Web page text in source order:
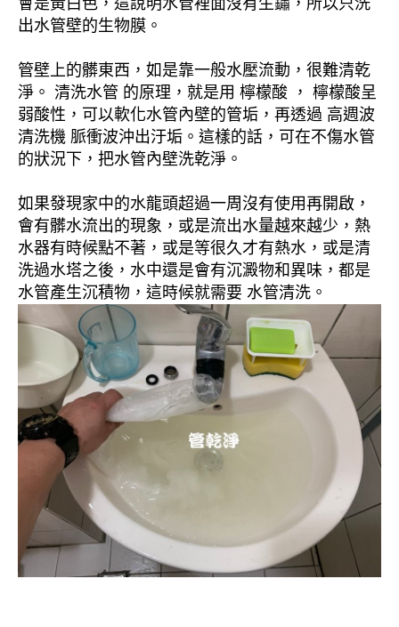
會是黃白色，這說明水管裡面沒有生鏽，所以只洗
出水管壁的生物膜。
管壁上的髒東西，如是靠一般水壓流動，很難清乾
淨。 清洗水管 的原理，就是用 檸檬酸 ， 檸檬酸呈
弱酸性，可以軟化水管內壁的管垢，再透過 高週波
清洗機 脈衝波沖出汙垢。這樣的話，可在不傷水管
的狀況下，把水管內壁洗乾淨。
如果發現家中的水龍頭超過一周沒有使用再開啟，
會有髒水流出的現象，或是流出水量越來越少，熱
水器有時候點不著，或是等很久才有熱水，或是清
洗過水塔之後，水中還是會有沉澱物和異味，都是
水管產生沉積物，這時候就需要 水管清洗。